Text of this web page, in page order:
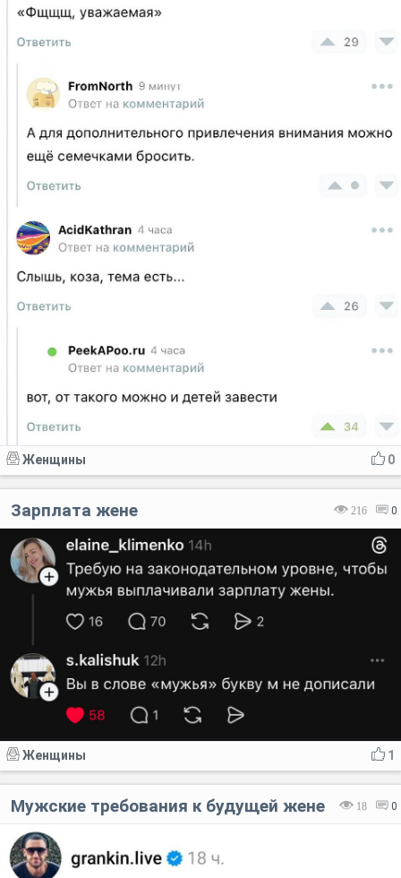
0
Женщины
216 0
Зарплата жене
1
Женщины
18 0
Мужские требования к будущей жене